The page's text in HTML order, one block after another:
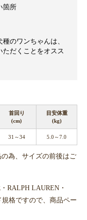
箇所
のワンちゃんは、
だくことをオスス
首回り
(cm)
目安体重
(kg)
31～34 5.0～7.0
為、サイズの前後はご
RALPH LAUREN・
規格ですので、商品ペー